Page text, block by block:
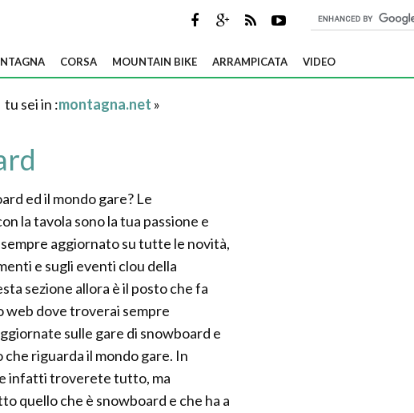
CORSA MOUNTAIN BIKE ARRAMPICATA VIDEO
tu sei in :montagna.net »
ed il mondo gare? Le
la tavola sono la tua passione e
aggiornato su tutte le novità,
e sugli eventi clou della
sezione allora è il posto che fa
web dove troverai sempre
sulle gare di snowboard e
riguarda il mondo gare. In
infatti troverete tutto, ma
quello che è snowboard e che ha a